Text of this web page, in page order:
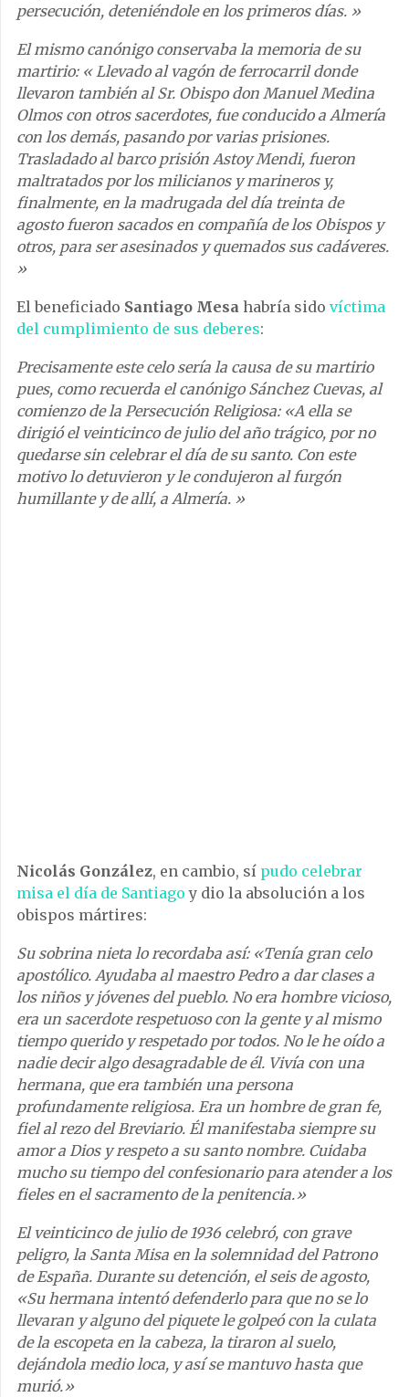
persecución, deteniéndole en los primeros días. »
El mismo canónigo conservaba la memoria de su
martirio: « Llevado al vagón de ferrocarril donde
llevaron también al Sr. Obispo don Manuel Medina
Olmos con otros sacerdotes, fue conducido a Almería
con los demás, pasando por varias prisiones.
Trasladado al barco prisión Astoy Mendi, fueron
maltratados por los milicianos y marineros y,
finalmente, en la madrugada del día treinta de
agosto fueron sacados en compañía de los Obispos y
otros, para ser asesinados y quemados sus cadáveres.
»
El beneficiado Santiago Mesa habría sido víctima
del cumplimiento de sus deberes:
Precisamente este celo sería la causa de su martirio
pues, como recuerda el canónigo Sánchez Cuevas, al
comienzo de la Persecución Religiosa: «A ella se
dirigió el veinticinco de julio del año trágico, por no
quedarse sin celebrar el día de su santo. Con este
motivo lo detuvieron y le condujeron al furgón
humillante y de allí, a Almería. »
Nicolás González, en cambio, sí pudo celebrar
misa el día de Santiago y dio la absolución a los
obispos mártires:
Su sobrina nieta lo recordaba así: «Tenía gran celo
apostólico. Ayudaba al maestro Pedro a dar clases a
los niños y jóvenes del pueblo. No era hombre vicioso,
era un sacerdote respetuoso con la gente y al mismo
tiempo querido y respetado por todos. No le he oído a
nadie decir algo desagradable de él. Vivía con una
hermana, que era también una persona
profundamente religiosa. Era un hombre de gran fe,
fiel al rezo del Breviario. Él manifestaba siempre su
amor a Dios y respeto a su santo nombre. Cuidaba
mucho su tiempo del confesionario para atender a los
fieles en el sacramento de la penitencia.»
El veinticinco de julio de 1936 celebró, con grave
peligro, la Santa Misa en la solemnidad del Patrono
de España. Durante su detención, el seis de agosto,
«Su hermana intentó defenderlo para que no se lo
llevaran y alguno del piquete le golpeó con la culata
de la escopeta en la cabeza, la tiraron al suelo,
dejándola medio loca, y así se mantuvo hasta que
murió.»